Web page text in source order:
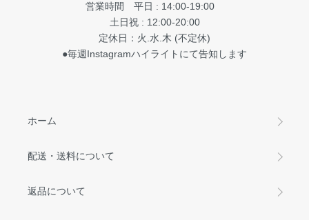
営業時間 平日 : 14:00-19:00
土日祝 : 12:00-20:00
定休日：火.水.木 (不定休)
●毎週Instagramハイライトにて告知します
ホーム
配送・送料について
返品について